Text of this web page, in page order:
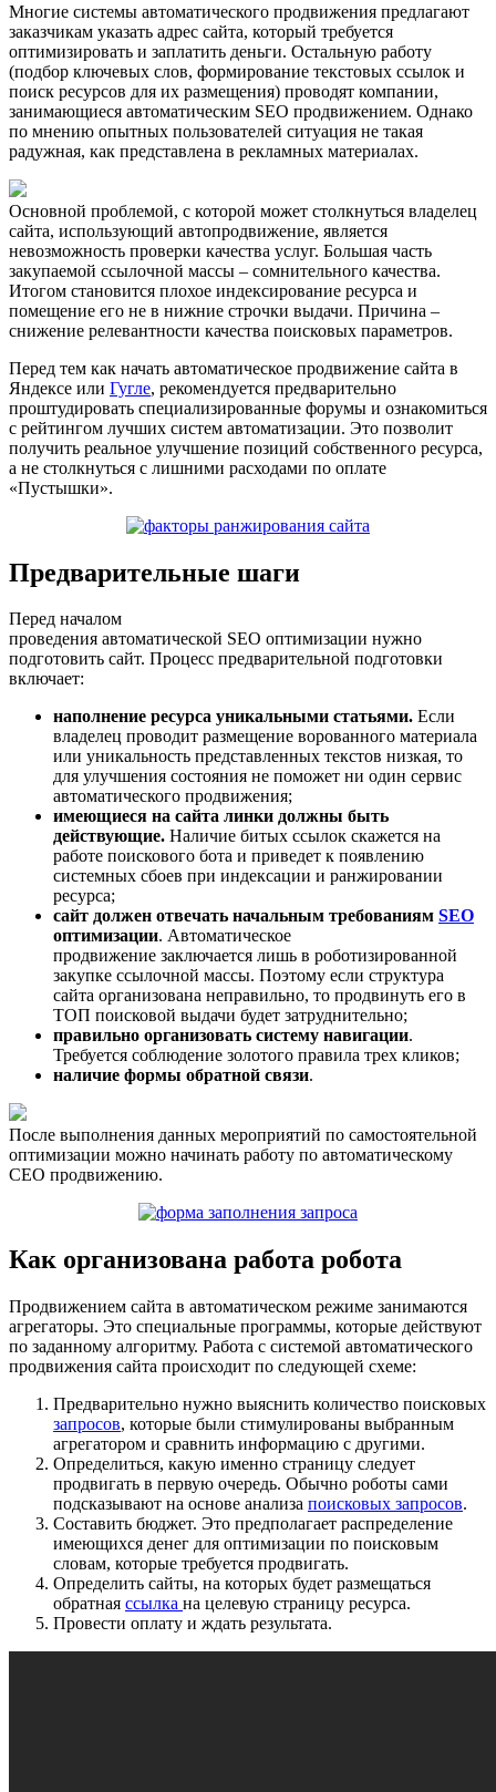
Многие системы автоматического продвижения предлагают
заказчикам указать адрес сайта, который требуется
оптимизировать и заплатить деньги. Остальную работу
(подбор ключевых слов, формирование текстовых ссылок и
поиск ресурсов для их размещения) проводят компании,
занимающиеся автоматическим SEO продвижением. Однако
по мнению опытных пользователей ситуация не такая
радужная, как представлена в рекламных материалах.
Основной проблемой, с которой может столкнуться владелец
сайта, использующий автопродвижение, является
невозможность проверки качества услуг. Большая часть
закупаемой ссылочной массы – сомнительного качества.
Итогом становится плохое индексирование ресурса и
помещение его не в нижние строчки выдачи. Причина –
снижение релевантности качества поисковых параметров.
Перед тем как начать автоматическое продвижение сайта в
Яндексе или Гугле, рекомендуется предварительно
проштудировать специализированные форумы и ознакомиться
с рейтингом лучших систем автоматизации. Это позволит
получить реальное улучшение позиций собственного ресурса,
а не столкнуться с лишними расходами по оплате
«Пустышки».
Предварительные шаги
Перед началом
проведения автоматической SEO оптимизации нужно
подготовить сайт. Процесс предварительной подготовки
включает:
наполнение ресурса уникальными статьями. Если
владелец проводит размещение ворованного материала
или уникальность представленных текстов низкая, то
для улучшения состояния не поможет ни один сервис
автоматического продвижения;
имеющиеся на сайта линки должны быть
действующие. Наличие битых ссылок скажется на
работе поискового бота и приведет к появлению
системных сбоев при индексации и ранжировании
ресурса;
сайт должен отвечать начальным требованиям SEO
оптимизации. Автоматическое
продвижение заключается лишь в роботизированной
закупке ссылочной массы. Поэтому если структура
сайта организована неправильно, то продвинуть его в
ТОП поисковой выдачи будет затруднительно;
правильно организовать систему навигации.
Требуется соблюдение золотого правила трех кликов;
наличие формы обратной связи.
После выполнения данных мероприятий по самостоятельной
оптимизации можно начинать работу по автоматическому
СЕО продвижению.
Как организована работа робота
Продвижением сайта в автоматическом режиме занимаются
агрегаторы. Это специальные программы, которые действуют
по заданному алгоритму. Работа с системой автоматического
продвижения сайта происходит по следующей схеме:
Предварительно нужно выяснить количество поисковых
запросов, которые были стимулированы выбранным
агрегатором и сравнить информацию с другими.
Определиться, какую именно страницу следует
продвигать в первую очередь. Обычно роботы сами
подсказывают на основе анализа поисковых запросов.
Составить бюджет. Это предполагает распределение
имеющихся денег для оптимизации по поисковым
словам, которые требуется продвигать.
Определить сайты, на которых будет размещаться
обратная ссылка на целевую страницу ресурса.
Провести оплату и ждать результата.